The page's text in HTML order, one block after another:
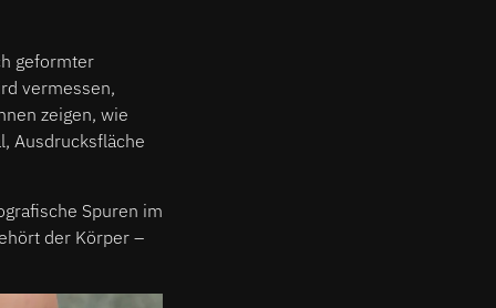
geformter
vermessen,
zeigen, wie
Ausdrucksfläche
Spuren im
der Körper –